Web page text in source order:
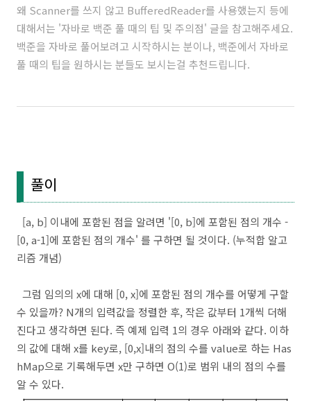
왜 Scanner를 쓰지 않고 BufferedReader를 사용했는지 등에
대해서는 '자바로 백준 풀 때의 팁 및 주의점' 글을 참고해주세요.
백준을 자바로 풀어보려고 시작하시는 분이나, 백준에서 자바로
풀 때의 팁을 원하시는 분들도 보시는걸 추천드립니다.
풀이
[a, b] 이내에 포함된 점을 알려면 '[0, b]에 포함된 점의 개수 -
[0, a-1]에 포함된 점의 개수' 를 구하면 될 것이다. (누적합 알고
리즘 개념)
그럼 임의의 x에 대해 [0, x]에 포함된 점의 개수를 어떻게 구할
수 있을까? N개의 입력값을 정렬한 후, 작은 값부터 1개씩 더해
진다고 생각하면 된다. 즉 예제 입력 1의 경우 아래와 같다. 이하
의 값에 대해 x를 key로, [0,x]내의 점의 수를 value로 하는 Has
hMap으로 기록해두면 x만 구하면 O(1)로 범위 내의 점의 수를
알 수 있다.